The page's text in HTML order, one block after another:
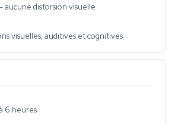
aucune distorsion visuelle
visuelles, auditives et cognitives
6 heures